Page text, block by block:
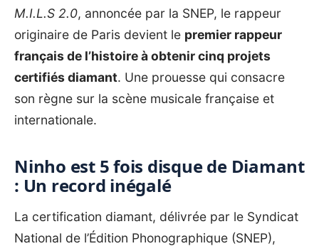
M.I.L.S 2.0, annoncée par la SNEP, le rappeur
originaire de Paris devient le premier rappeur
français de l’histoire à obtenir cinq projets
certifiés diamant. Une prouesse qui consacre
son règne sur la scène musicale française et
internationale.
Ninho est 5 fois disque de Diamant
: Un record inégalé
La certification diamant, délivrée par le Syndicat
National de l’Édition Phonographique (SNEP),